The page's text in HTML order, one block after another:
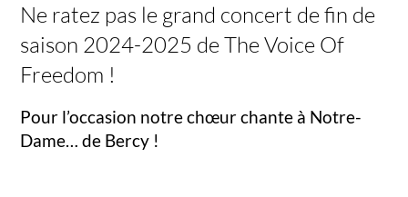
Ne ratez pas le grand concert de fin de
saison 2024-2025 de The Voice Of
Freedom !
Pour l’occasion notre chœur chante à Notre-
Dame… de Bercy !